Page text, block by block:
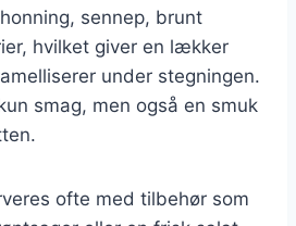
sennep, brunt
hvilket giver en lækker
under stegningen.
smag, men også en smuk
ofte med tilbehør som